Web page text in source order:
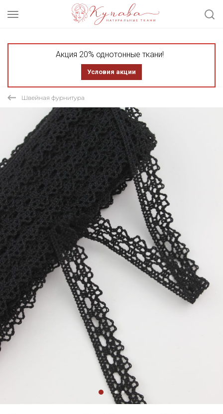
Акция 20% однотонные ткани!
Условия акции
Швейная фурнитура